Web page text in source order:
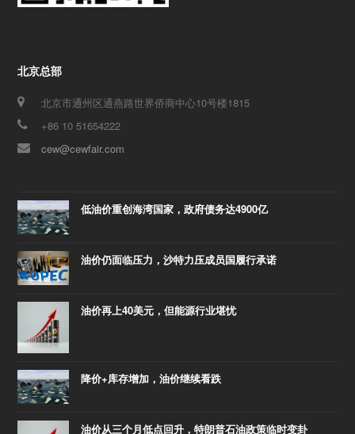
北京总部
北京市通州区通燕路世界侨商中心10号楼1815
+86 10 51654222
cew@cewfair.com
低油价重创海湾国家，政府债务达4900亿
油价仍面临压力，沙特力压成员国履行承诺
油价再上40美元，但能源行业堪忧
降价+库存增加，油价继续看跌
油价从三个月低点回升，特朗普石油政策临时变卦